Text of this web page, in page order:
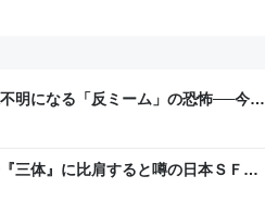
明になる「反ミーム」の恐怖──今年
しない』 - 基本読書
三体』に比肩すると噂の日本ＳＦの
ン』 - 基本読書